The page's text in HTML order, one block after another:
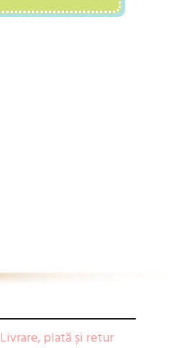
Livrare, plată și retur